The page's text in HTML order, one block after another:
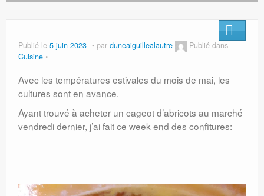
Publié le 5 juin 2023 par duneaiguillealautre
Publié dans
Cuisine
Avec les températures estivales du mois de mai, les
cultures sont en avance.
Ayant trouvé à acheter un cageot d’abricots au marché
vendredi dernier, j’ai fait ce week end des confitures: